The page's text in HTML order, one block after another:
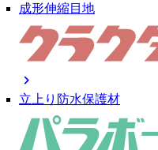
成形伸縮目地
chevron_right
立上り防水保護材